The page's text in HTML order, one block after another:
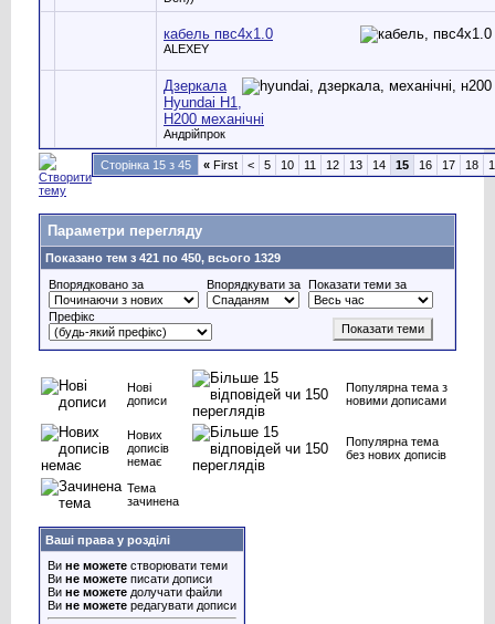
кабель пвс4х1.0
ALEXEY
Дзеркала
Hyundai H1,
Н200 механічні
Андрійпрок
Сторінка 15 з 45 « First < 5 10 11 12 13 14 15 16 17 18
Параметри перегляду
Показано тем з 421 по 450, всього 1329
Впорядковано за
Впорядкувати за Показати теми за
Префікс
Нові
дописи
Популярна тема з
новими дописами
Нових
дописів
немає
Популярна тема
без нових дописів
Тема
зачинена
Ваші права у розділі
Ви не можете створювати теми
Ви не можете писати дописи
Ви не можете долучати файли
Ви не можете редагувати дописи